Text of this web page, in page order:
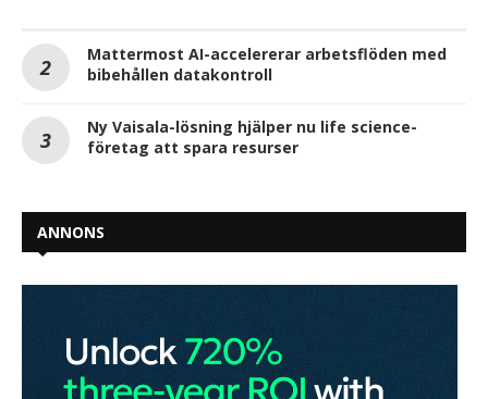
Mattermost AI-accelererar arbetsflöden med
bibehållen datakontroll
Ny Vaisala-lösning hjälper nu life science-
företag att spara resurser
ANNONS